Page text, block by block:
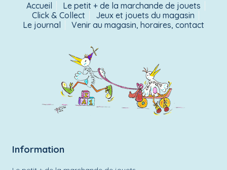
Accueil
Le petit + de la marchande de jouets
Click & Collect
Jeux et jouets du magasin
Le journal
Venir au magasin, horaires, contact
Information